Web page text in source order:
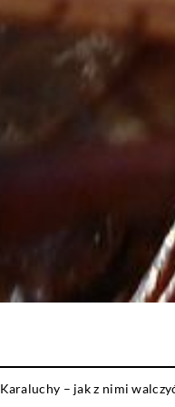
Karaluchy – jak z nimi